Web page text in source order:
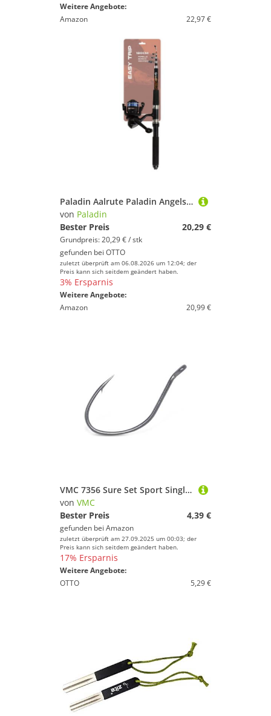
Weitere Angebote:
Amazon
22,97 €
Paladin Aalrute Paladin Angelset Forelle Barsch Länge: 180 cm
von Paladin
Bester Preis
20,29 €
Grundpreis: 20,29 € / stk
gefunden bei OTTO
zuletzt überprüft am 06.08.2026 um 12:04; der
Preis kann sich seitdem geändert haben.
3% Ersparnis
Weitere Angebote:
Amazon
20,99 €
VMC 7356 Sure Set Sport Single Special Bend Hook - Angelhaken, Einzelhaken, Raubfischhaken, Größe/Packungsinhalt:Gr. 3/0 / 5 Stück
von VMC
Bester Preis
4,39 €
gefunden bei Amazon
zuletzt überprüft am 27.09.2025 um 00:03; der
Preis kann sich seitdem geändert haben.
17% Ersparnis
Weitere Angebote:
OTTO
5,29 €